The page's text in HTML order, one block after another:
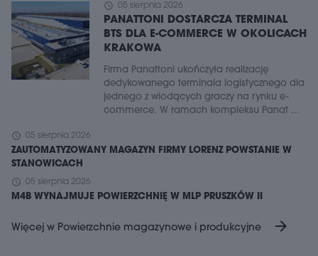
schedule 05 sierpnia 2026
PANATTONI DOSTARCZA TERMINAL
BTS DLA E-COMMERCE W OKOLICACH
KRAKOWA
Firma Panattoni ukończyła realizację
dedykowanego terminala logistycznego dla
jednego z wiodących graczy na rynku e-
commerce. W ramach kompleksu Panat ...
schedule 05 sierpnia 2026
ZAUTOMATYZOWANY MAGAZYN FIRMY LORENZ POWSTANIE W
STANOWICACH
schedule 05 sierpnia 2026
M4B WYNAJMUJE POWIERZCHNIĘ W MLP PRUSZKÓW II
Więcej w Powierzchnie magazynowe i produkcyjne arrow_forward